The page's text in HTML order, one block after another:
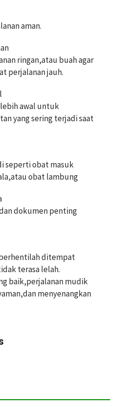
aman.
ringan,atau buah agar
perjalanan jauh.
awal untuk
yang sering terjadi saat
seperti obat masuk
obat lambung
dokumen penting
ditempat
terasa lelah.
baik,perjalanan mudik
menyenangkan